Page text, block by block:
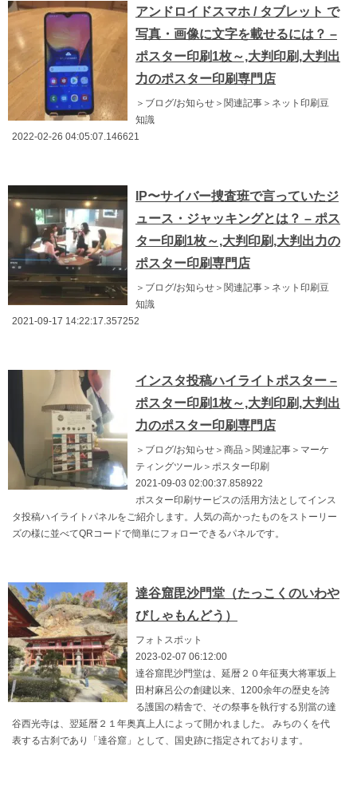
アンドロイドスマホ / タブレット で
写真・画像に文字を載せるには？ –
ポスター印刷1枚～,大判印刷,大判出
力のポスター印刷専門店
＞ブログ/お知らせ＞関連記事＞ネット印刷豆
知識
2022-02-26 04:05:07.146621
IP〜サイバー捜査班で言っていたジ
ュース・ジャッキングとは？ – ポス
ター印刷1枚～,大判印刷,大判出力の
ポスター印刷専門店
＞ブログ/お知らせ＞関連記事＞ネット印刷豆
知識
2021-09-17 14:22:17.357252
インスタ投稿ハイライトポスター –
ポスター印刷1枚～,大判印刷,大判出
力のポスター印刷専門店
＞ブログ/お知らせ＞商品＞関連記事＞マーケ
ティングツール＞ポスター印刷
2021-09-03 02:00:37.858922
ポスター印刷サービスの活用方法としてインス
タ投稿ハイライトパネルをご紹介します。人気の高かったものをストーリー
ズの様に並べてQRコードで簡単にフォローできるパネルです。
達谷窟毘沙門堂（たっこくのいわや
びしゃもんどう）
フォトスポット
2023-02-07 06:12:00
達谷窟毘沙門堂は、延暦２０年征夷大将軍坂上
田村麻呂公の創建以来、1200余年の歴史を誇
る護国の精舎で、その祭事を執行する別當の達
谷西光寺は、翌延暦２１年奥真上人によって開かれました。 みちのくを代
表する古刹であり「達谷窟」として、国史跡に指定されております。